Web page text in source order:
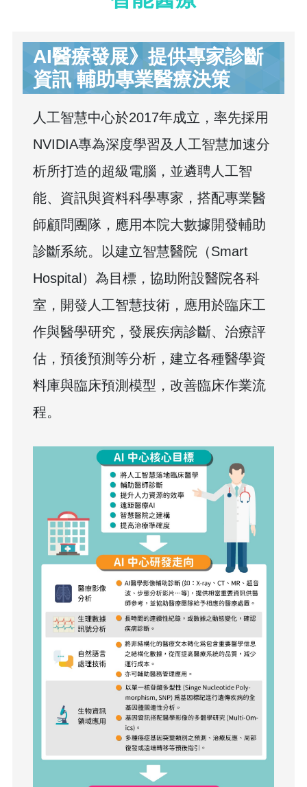
AI醫療發展》提供專家診斷
資訊 輔助專業醫療決策
人工智慧中心於2017年成立，率先採用
NVIDIA專為深度學習及人工智慧加速分
析所打造的超級電腦，並遴聘人工智
能、資訊與資料科學專家，搭配專業醫
師顧問團隊，應用本院大數據開發輔助
診斷系統。以建立智慧醫院（Smart
Hospital）為目標，協助附設醫院各科
室，開發人工智慧技術，應用於臨床工
作與醫學研究，發展疾病診斷、治療評
估，預後預測等分析，建立各種醫學資
料庫與臨床預測模型，改善臨床作業流
程。